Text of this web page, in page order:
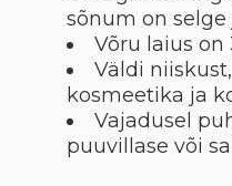
sõnum on selge
Võru laius on
Väldi
kosmeetika ja
Vajadusel
puuvillase või